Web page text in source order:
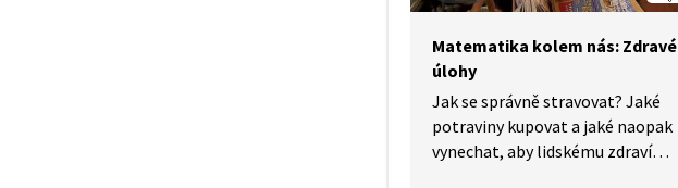
Matematika kolem nás: Zdravé
úlohy
Jak se správně stravovat? Jaké
potraviny kupovat a jaké naopak
vynechat, aby lidskému zdraví